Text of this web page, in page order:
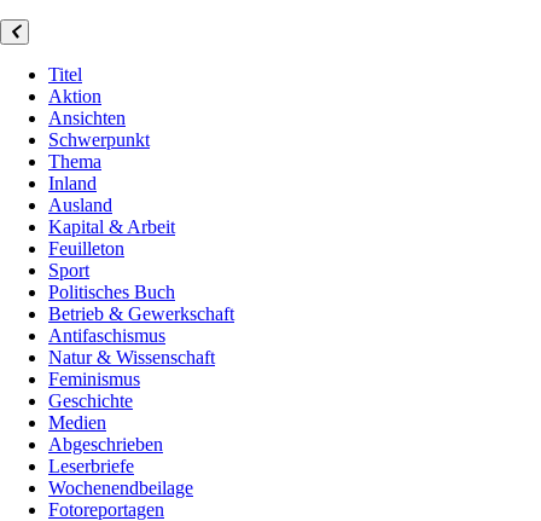
Titel
Aktion
Ansichten
Schwerpunkt
Thema
Inland
Ausland
Kapital & Arbeit
Feuilleton
Sport
Politisches Buch
Betrieb & Gewerkschaft
Antifaschismus
Natur & Wissenschaft
Feminismus
Geschichte
Medien
Abgeschrieben
Leserbriefe
Wochenendbeilage
Fotoreportagen